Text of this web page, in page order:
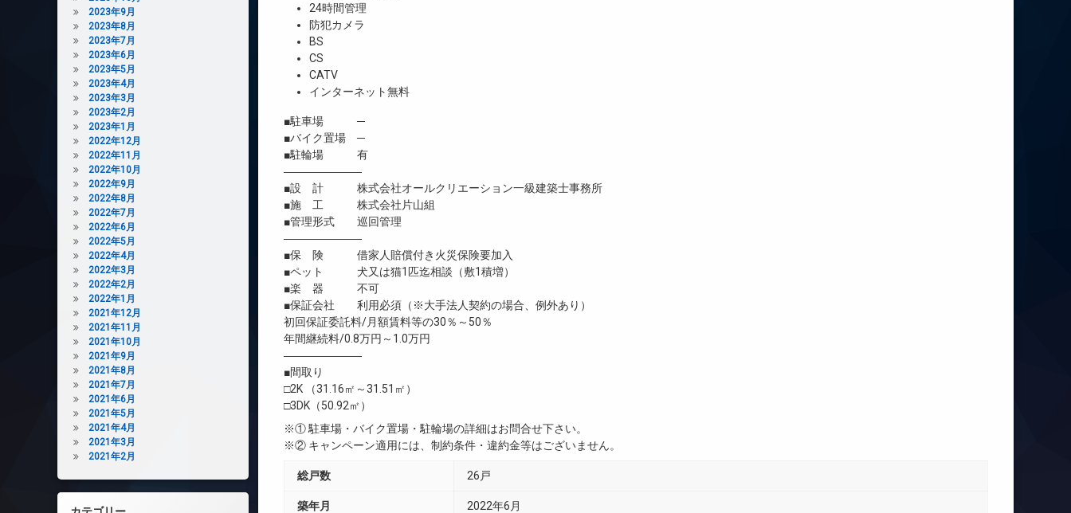
24時間管理
防犯カメラ
BS
CS
CATV
インターネット無料
■駐車場 ─
■バイク置場 ─
■駐輪場 有
―――――――
■設 計 株式会社オールクリエーション一級建築士事務所
■施 工 株式会社片山組
■管理形式 巡回管理
―――――――
■保 険 借家人賠償付き火災保険要加入
■ペット 犬又は猫1匹迄相談（敷1積増）
■楽 器 不可
■保証会社 利用必須（※大手法人契約の場合、例外あり）
初回保証委託料/月額賃料等の30％～50％
年間継続料/0.8万円～1.0万円
―――――――
■間取り
□2K （31.16㎡～31.51㎡）
□3DK（50.92㎡）
※① 駐車場・バイク置場・駐輪場の詳細はお問合せ下さい。
※② キャンペーン適用には、制約条件・違約金等はございません。
総戸数 26戸
築年月 2022年6月
2023年9月
2023年8月
2023年7月
2023年6月
2023年5月
2023年4月
2023年3月
2023年2月
2023年1月
2022年12月
2022年11月
2022年10月
2022年9月
2022年8月
2022年7月
2022年6月
2022年5月
2022年4月
2022年3月
2022年2月
2022年1月
2021年12月
2021年11月
2021年10月
2021年9月
2021年8月
2021年7月
2021年6月
2021年5月
2021年4月
2021年3月
2021年2月